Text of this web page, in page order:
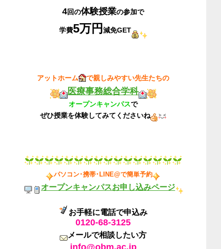
4回の体験授業の参加で
学費5万円 減免GET
アットホーム で親しみやすい先生たちの
医療事務総合学科
オープンキャンパスで
ぜひ授業を体験してみてくださいね
パソコン･携帯･LINE@で簡単予約
オープンキャンパスお申し込みページ
お手軽に電話で申込み
0120-68-3125
メールで相談したい方
info@obm.ac.jp